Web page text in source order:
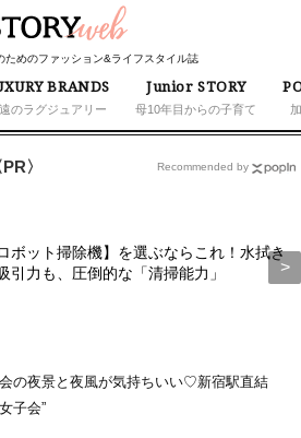
ためのファッション&ライフスタイル誌
BRANDS
のラグジュアリー
Junior STORY
母10年目からの子育て
〉
ロボット掃除機】を選ぶならこれ！水拭き
引力も、圧倒的な「清掃能力」
Recommended by
の夜景と夜風が気持ちいい♡新宿駅直結
子会”